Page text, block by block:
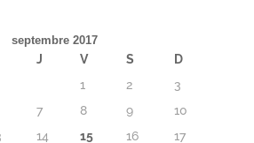
septembre 2017
J V S
D
1
2
3
7 8 9
10
14 15 16 17